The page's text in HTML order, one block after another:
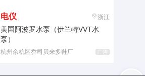
电仪 浙江
美国阿波罗水泵（伊兰特VVT水
泵）
杭州余杭区乔司贝来多鞋厂 广告